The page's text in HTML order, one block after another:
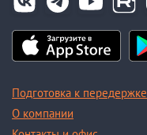
Подготовка к передержке
О компании